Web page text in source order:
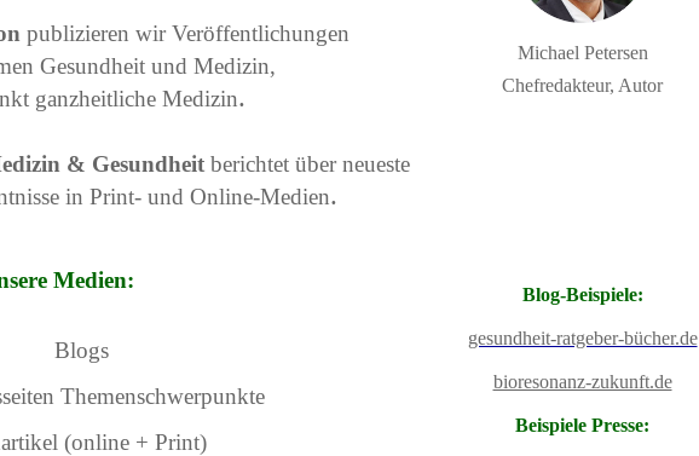
publizieren wir Veröffentlichungen
Gesundheit und Medizin,
ganzheitliche Medizin.
& Gesundheit berichtet über neueste
in Print- und Online-Medien.
Michael Petersen
Chefredakteur, Autor
Medien:
Blogs
Themenschwerpunkte
(online + Print)
Blog-Beispiele:
gesundheit-ratgeber-bücher.de
bioresonanz-zukunft.de
Beispiele Presse: